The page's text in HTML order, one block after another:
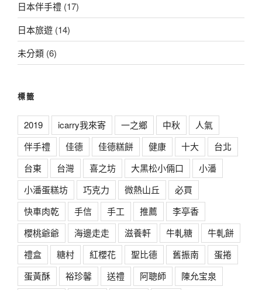
日本伴手禮 (17)
日本旅遊 (14)
未分類 (6)
標籤
2019 icarry我來寄 一之鄉 中秋
人氣
伴手禮
佳德 佳德糕餅 健康 十大
台北
台東
台灣 喜之坊 大黑松小倆口
小潘
小潘蛋糕坊
巧克力 微熱山丘
必買
快車肉乾
手信 手工 推薦
李亭香
櫻桃爺爺
海邊走走 滋養軒 牛軋糖
牛軋餅
禮盒
糖村 紅櫻花 聖比德 舊振南
蛋捲
蛋黃酥
裕珍馨 送禮 阿聰師
陳允宝泉